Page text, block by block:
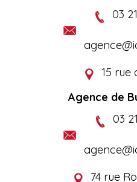
03
15 rue
Agence de
03
74 rue